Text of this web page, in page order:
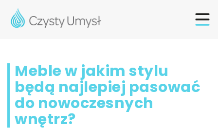
Meble w jakim stylu
będą najlepiej pasować
do nowoczesnych
wnętrz?